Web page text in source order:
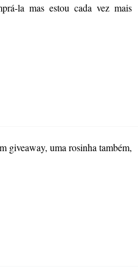
la mas estou cada vez mais
giveaway, uma rosinha também,